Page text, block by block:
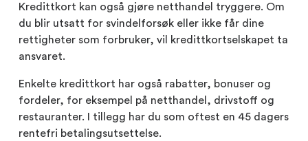
Kredittkort kan også gjøre netthandel tryggere. Om
du blir utsatt for svindelforsøk eller ikke får dine
rettigheter som forbruker, vil kredittkortselskapet ta
ansvaret.
Enkelte kredittkort har også rabatter, bonuser og
fordeler, for eksempel på netthandel, drivstoff og
restauranter. I tillegg har du som oftest en 45 dagers
rentefri betalingsutsettelse.